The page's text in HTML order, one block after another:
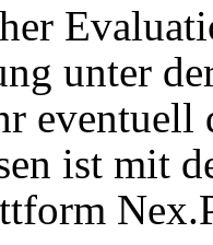
unter
ist mit